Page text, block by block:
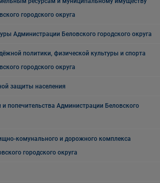
городского округа
Администрации Беловского городского округа
политики, физической культуры и спорта
городского округа
защиты населения
и попечительства Администрации Беловского
комунального и дорожного комплекса
городского округа